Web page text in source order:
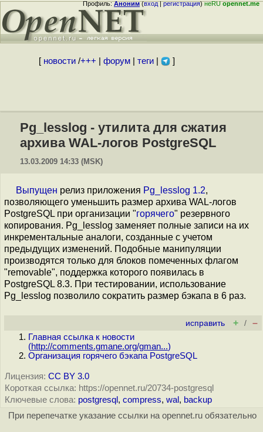
Профиль:Аноним(вход|регистрация)неRUopennet.me
[ новости/+++ форум| теги| ]
Pg_lesslog - утилита для сжатия
архива WAL-логов PostgreSQL
13.03.2009 14:33 (MSK)
Выпущен релиз приложения Pg_lesslog 1.2,
позволяющего уменьшить размер архива WAL-логов
PostgreSQL при организации "горячего" резервного
копирования. Pg_lesslog заменяет полные записи на их
инкрементальные аналоги, созданные с учетом
предыдущих изменений. Подобные манипуляции
производятся только для блоков помеченных флагом
"removable", поддержка которого появилась в
PostgreSQL 8.3. При тестировании, использование
Pg_lesslog позволило сократить размер бэкапа в 6 раз.
исправить + / –
Главная ссылка к новости
(http://comments.gmane.org/gman...)
Организация горячего бэкапа PostgreSQL
Лицензия: CC BY 3.0
Короткая ссылка: https://opennet.ru/20734-postgresql
Ключевые слова: postgresql , compress, wal , backup
При перепечатке указание ссылки на opennet.ru обязательно